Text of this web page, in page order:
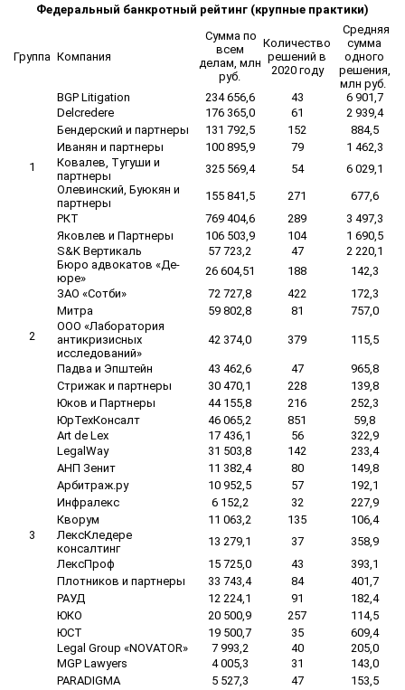
Федеральный банкротный рейтинг (крупные практики)
Группа Компания
Сумма по
всем
делам, млн
руб.
Количество
решений в
2020 году
Средняя
сумма
одного
решения,
млн руб.
1
BGP Litigation 234 656,6 43
6 901,7
Delcredere
176 365,0 61
2 939,4
Бендерский и партнеры
131 792,5 152
884,5
Иванян и партнеры
100 895,9 79
1 462,3
Ковалев, Тугуши и
партнеры
325 569,4 54
6 029,1
Олевинский, Буюкян и
партнеры
155 841,5 271
677,6
РКТ
769 404,6 289
3 497,3
Яковлев и Партнеры
106 503,9 104 1 690,5
2
S&K Вертикаль 57 723,2 47
2 220,1
Бюро адвокатов «Де-
юре»
26 604,51 188
142,3
ЗАО «Сотби»
72 727,8 422
172,3
Митра
59 802,8 81
757,0
ООО «Лаборатория
антикризисных
исследований»
42 374,0 379 115,5
Падва и Эпштейн 43 462,6 47
965,8
Стрижак и партнеры
30 470,1 228
139,8
Юков и Партнеры
44 155,8 216
252,3
ЮрТехКонсалт
46 065,2 851 59,8
3
Art de Lex 17 436,1 56
322,9
LegalWay
31 503,8 142
233,4
АНП Зенит
11 382,4 80
149,8
Арбитраж.ру
10 952,5 57
192,1
Инфралекс
6 152,2 32
227,9
Кворум
11 063,2 135
106,4
ЛексКледере
консалтинг
13 279,1 37
358,9
ЛексПроф
15 725,0 43
393,1
Плотников и партнеры
33 743,4 84
401,7
РАУД
12 224,1 91
182,4
ЮКО
20 500,9 257
114,5
ЮСТ
19 500,7 35 609,4
Legal Group «NOVATOR» 7 993,2 40
205,0
MGP Lawyers
4 005,3 31
143,0
PARADIGMA
5 527,3 47
153,5